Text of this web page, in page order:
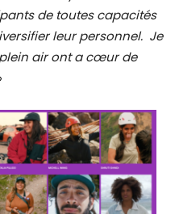
de toutes capacités
leur personnel. Je
air ont a cœur de